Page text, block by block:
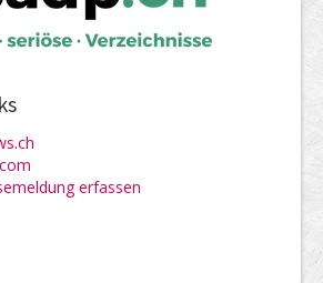
erfassen